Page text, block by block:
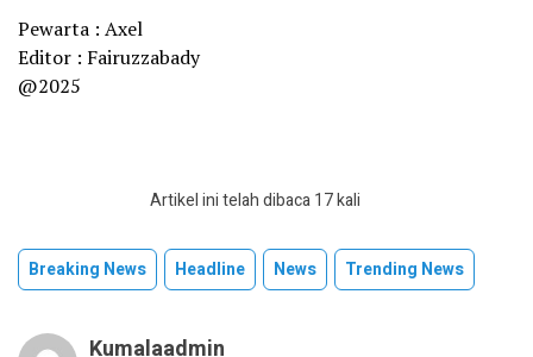
Pewarta : Axel
Editor : Fairuzzabady
@2025
Artikel ini telah dibaca 17 kali
Breaking News Headline News Trending News
Kumalaadmin